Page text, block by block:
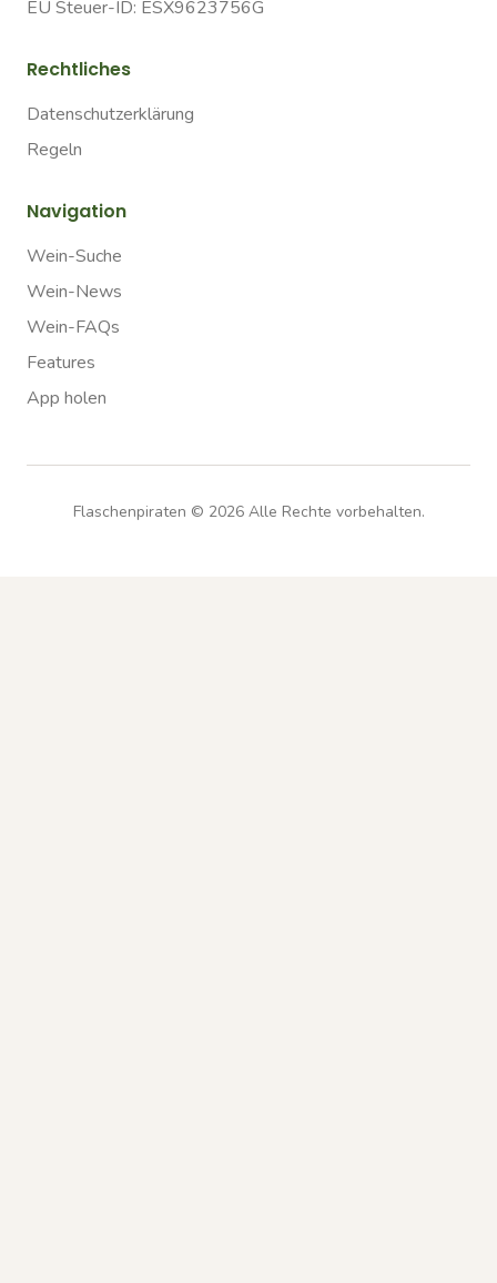
EU Steuer-ID: ESX9623756G
Rechtliches
Datenschutzerklärung
Regeln
Navigation
Wein-Suche
Wein-News
Wein-FAQs
Features
App holen
Flaschenpiraten © 2026Alle Rechte vorbehalten.